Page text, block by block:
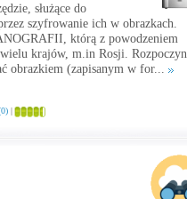
służące do
szyfrowanie ich w obrazkach.
którą z powodzeniem
krajów, m.in Rosji.
obrazkiem (zapisanym w for...
|